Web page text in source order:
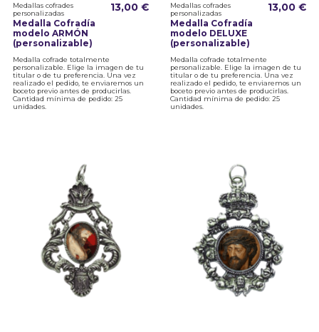
Medallas cofrades
personalizadas
Medalla Cofradía
modelo ARMÓN
(personalizable)
13,00 €
Medalla cofrade totalmente
personalizable. Elige la imagen de tu
titular o de tu preferencia. Una vez
realizado el pedido, te enviaremos un
boceto previo antes de producirlas.
Cantidad mínima de pedido: 25
unidades.
Medallas cofrades
personalizadas
Medalla Cofradía
modelo DELUXE
(personalizable)
13,00 €
Medalla cofrade totalmente
personalizable. Elige la imagen de tu
titular o de tu preferencia. Una vez
realizado el pedido, te enviaremos un
boceto previo antes de producirlas.
Cantidad mínima de pedido: 25
unidades.